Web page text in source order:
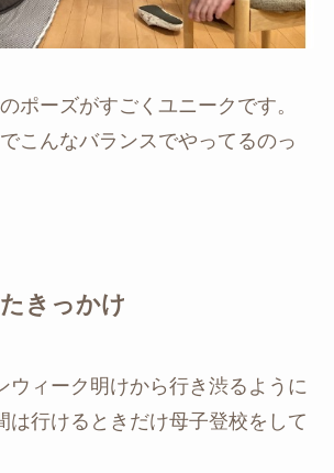
ポーズがすごくユニークです。
こんなバランスでやってるのっ
きっかけ
ウィーク明けから行き渋るように
は行けるときだけ母子登校をして